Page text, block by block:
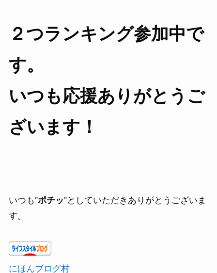
２つランキング参加中で
す。
いつも応援ありがとうご
ざいます！
いつも”ポチッ”としていただきありがとうございま
す。
にほんブログ村